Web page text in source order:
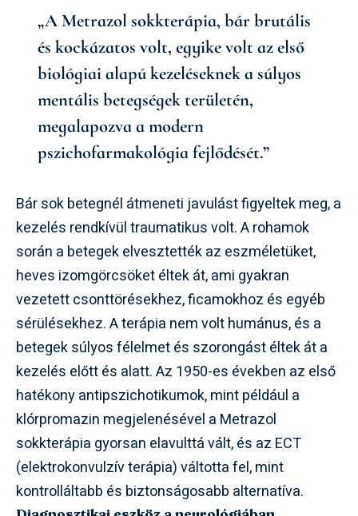
„A Metrazol sokkterápia, bár brutális
és kockázatos volt, egyike volt az első
biológiai alapú kezeléseknek a súlyos
mentális betegségek területén,
megalapozva a modern
pszichofarmakológia fejlődését.”
Bár sok betegnél átmeneti javulást figyeltek meg, a
kezelés rendkívül traumatikus volt. A rohamok
során a betegek elvesztették az eszméletüket,
heves izomgörcsöket éltek át, ami gyakran
vezetett csonttörésekhez, ficamokhoz és egyéb
sérülésekhez. A terápia nem volt humánus, és a
betegek súlyos félelmet és szorongást éltek át a
kezelés előtt és alatt. Az 1950-es években az első
hatékony antipszichotikumok, mint például a
klórpromazin megjelenésével a Metrazol
sokkterápia gyorsan elavulttá vált, és az ECT
(elektrokonvulzív terápia) váltotta fel, mint
kontrolláltabb és biztonságosabb alternatíva.